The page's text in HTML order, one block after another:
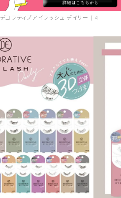
デコラティブアイラッシュ デイリー ( 4ペ